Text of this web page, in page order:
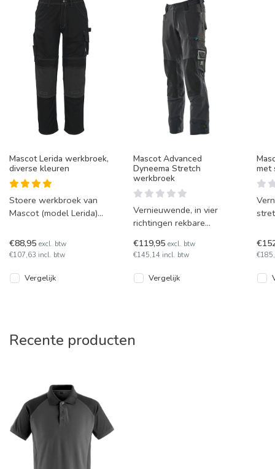
Mascot Lerida werkbroek,
diverse kleuren
Stoere werkbroek van
Mascot (model Lerida)
en Kevlar kniezakken.
Deze broek
€88,95 excl. btw
€107,63 incl. btw
Vergelijk
Mascot Advanced
Dyneema Stretch
werkbroek
Vernieuwende, in vier
richtingen rekbare
de Advanced serie. De
beste pasvor
€119,95 excl. btw
€145,14 incl. btw
Vergelijk
met
van
Recente producten